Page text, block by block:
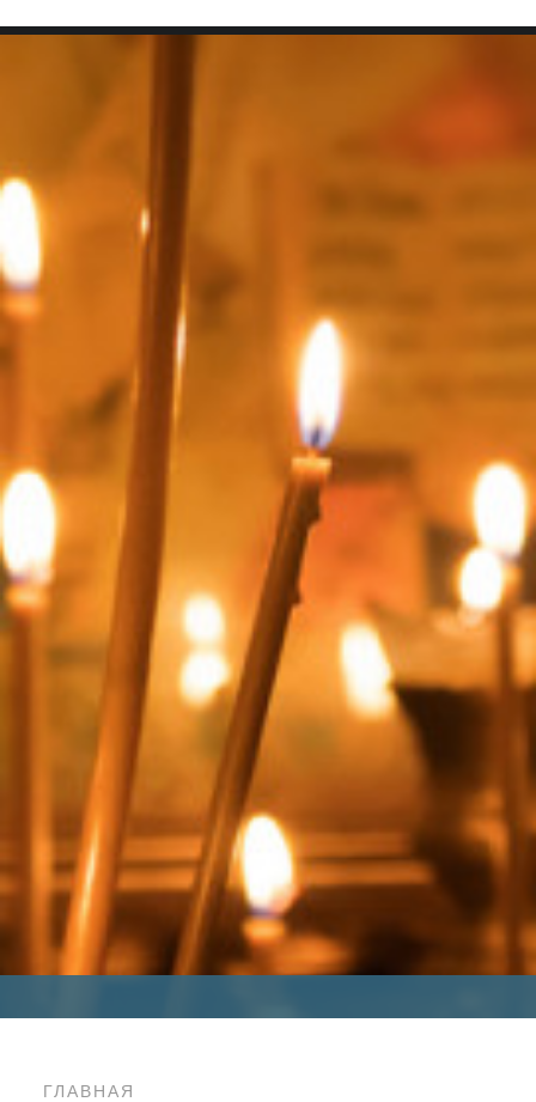
SEARCH
ГЛАВНАЯ